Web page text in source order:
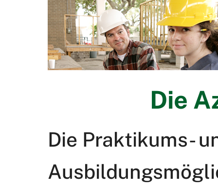
Die
Die Praktikums-